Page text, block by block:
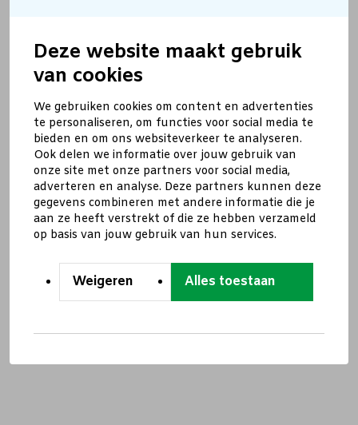
Deze website maakt gebruik
van cookies
We gebruiken cookies om content en advertenties
te personaliseren, om functies voor social media te
bieden en om ons websiteverkeer te analyseren.
Ook delen we informatie over jouw gebruik van
onze site met onze partners voor social media,
adverteren en analyse. Deze partners kunnen deze
gegevens combineren met andere informatie die je
aan ze heeft verstrekt of die ze hebben verzameld
op basis van jouw gebruik van hun services.
Weigeren Alles toestaan